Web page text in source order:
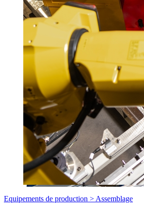
Equipements de production > Assemblage